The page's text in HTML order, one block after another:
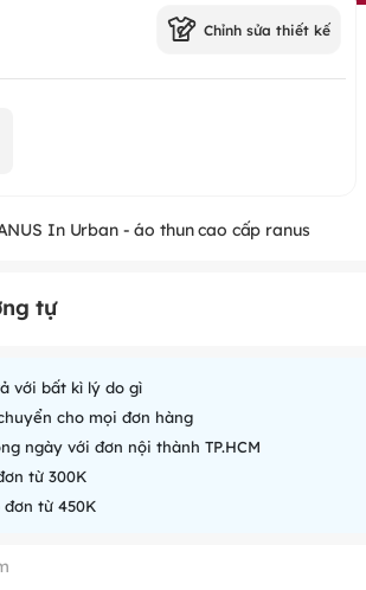
Chỉnh sửa thiết kế
In Urban - áo thun cao cấp ranus
tự
với bất kì lý do gì
cho mọi đơn hàng
ngày với đơn nội thành TP.HCM
từ 300K
đơn từ 450K